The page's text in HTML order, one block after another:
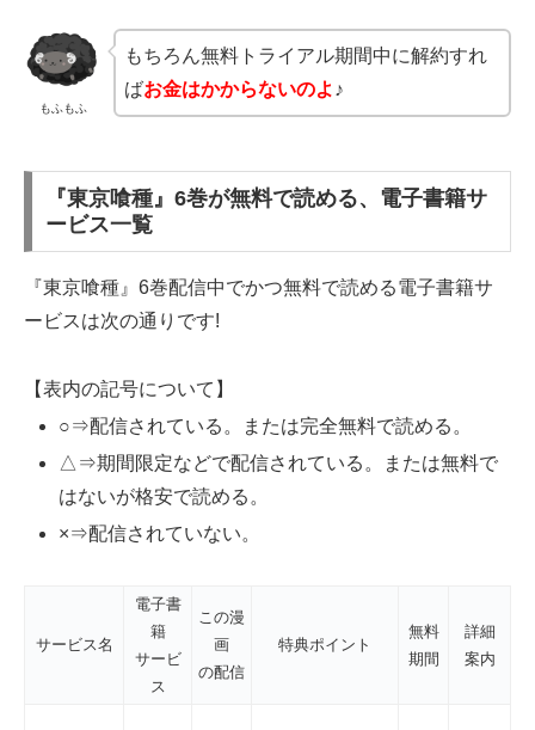
もふもふ
もちろん無料トライアル期間中に解約すれ
ばお金はかからないのよ ♪
『東京喰種』6巻が無料で読める、電子書籍サ
ービス一覧
『東京喰種』6巻配信中でかつ無料で読める電子書籍サ
ービスは次の通りです!
【表内の記号について】
○⇒配信されている。または完全無料で読める。
△⇒期間限定などで配信されている。または無料で
はないが格安で読める。
×⇒配信されていない。
サービス名
電子書
籍
サービ
ス
この漫
画
の配信
特典ポイント
無料
期間
詳細
案内